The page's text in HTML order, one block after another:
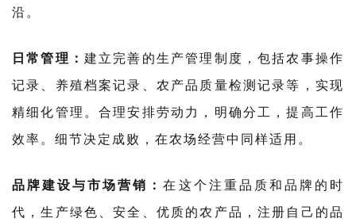
沿。
日常管理： 建立完善的生产管理制度，包括农事操作
记录、养殖档案记录、农产品质量检测记录等，实现
精细化管理。合理安排劳动力，明确分工，提高工作
效率。细节决定成败，在农场经营中同样适用。
品牌建设与市场营销：在这个注重品质和品牌的时
代，生产绿色、安全、优质的农产品，注册自己的品